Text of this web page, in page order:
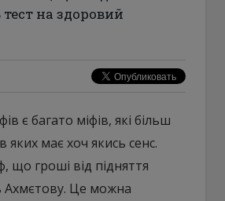
на здоровий
є багато міфів, які більш
яких має хоч якись сенс.
що гроші від підняття
Ахмєтову. Це можна